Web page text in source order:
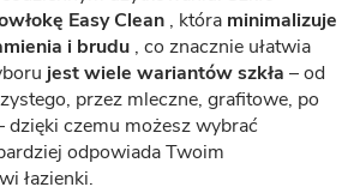
Easy Clean , która minimalizuje
i brudu , co znacznie ułatwia
jest wiele wariantów szkła – od
przez mleczne, grafitowe, po
dzięki czemu możesz wybrać
odpowiada Twoim
łazienki.